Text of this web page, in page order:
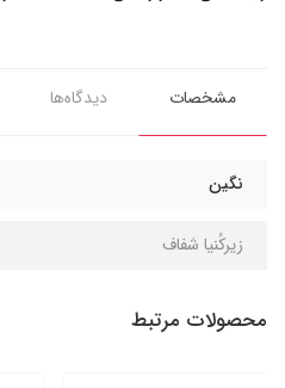
مشخصات دیدگاه‌ها
نگین
زیرکُنیا شفاف
محصولات مرتبط